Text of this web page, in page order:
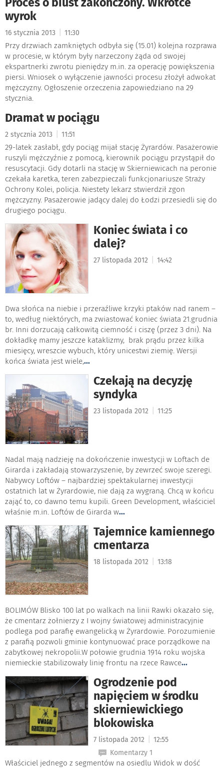
wyrok
16 stycznia 2013 11:30
Przy drzwiach zamkniętych odbyła się (15.01) kolejna rozprawa
w procesie, w którym były narzeczony żąda od swojej
ekspartnerki zwrotu pieniędzy m.in. za operację powiększenia
piersi. Wniosek o wyłączenie jawności procesu złożył adwokat
mężczyzny. Ogłoszenie orzeczenia zapowiedziano na 29
stycznia.
Dramat w pociągu
2 stycznia 2013 11:51
29-latek zasłabł, gdy pociąg mijał stację Żyrardów. Pasażerowie
ruszyli mężczyźnie z pomocą, kierownik pociągu przystąpił do
resuscytacji. Gdy dotarli na stację w Skierniewicach na peronie
czekała karetka, teren zabezpieczali funkcjonariusze Straży
Ochrony Kolei, policja. Niestety lekarz stwierdził zgon
mężczyzny. Pasażerowie jadący dalej do Łodzi przesiedli się do
drugiego pociągu.
Koniec świata i co
dalej?
27 listopada 2012 14:42
Dwa słońca na niebie i przeraźliwe krzyki ptaków nad ranem –
to, według niektórych, ma zwiastować koniec świata 21.grudnia
br. Inni dorzucają całkowitą ciemność i ciszę (przez 3 dni). Na
dokładkę mamy jeszcze kataklizmy, brak prądu przez kilka
miesięcy, wreszcie wybuch, który unicestwi ziemię. Wersji
końca świata jest wiele,...
Czekają na decyzję
syndyka
23 listopada 2012 11:25
Nadal mają nadzieję na dokończenie inwestycji w Loftach de
Girarda i zakładają stowarzyszenie, by zewrzeć swoje szeregi.
Nabywcy Loftów – najbardziej spektakularnej inwestycji
ostatnich lat w Żyrardowie, nie dają za wygraną. Chcą w końcu
zająć to, co dawno temu kupili. Green Development, właściciel
właśnie m.in. Loftów de Girarda w...
Tajemnice kamiennego
cmentarza
18 listopada 2012 13:18
BOLIMÓW Blisko 100 lat po walkach na linii Rawki okazało się,
że cmentarz żołnierzy z I wojny światowej administracyjnie
podlega pod parafię ewangelicką w Żyrardowie. Porozumienie
z parafią pozwoli gminie kontynuować prace porządkowe na
zabytkowej nekropolii.W połowie grudnia 1914 roku wojska
niemieckie stabilizowały linię frontu na rzece Rawce...
Ogrodzenie pod
napięciem w środku
skierniewickiego
blokowiska
7 listopada 2012
12:55
Komentarzy 1
Właściciel jednego z segmentów na osiedlu Widok w dość